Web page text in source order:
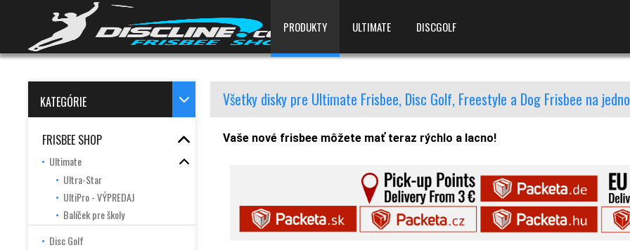
PRODUKTY ULTIMATE DISCGOLF
KATEGÓRIE
FRISBEE SHOP
Ultimate
Ultra-Star
UltiPro - VÝPREDAJ
Balíček pre školy
Disc Golf
Všetky disky pre Ultimate Frisbee, Disc Golf, Freestyle a Dog Frisbee na
Vaše nové frisbee môžete mať teraz rýchlo a lacno!